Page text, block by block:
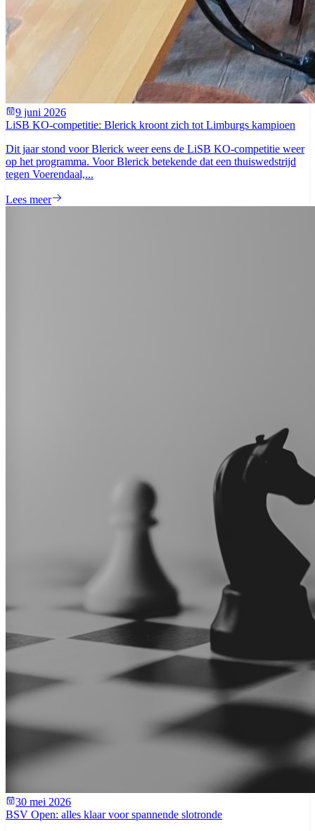
9 juni 2026
LiSB KO-competitie: Blerick kroont zich tot Limburgs kampioen
Dit jaar stond voor Blerick weer eens de LiSB KO-competitie weer
op het programma. Voor Blerick betekende dat een thuiswedstrijd
tegen Voerendaal,...
Lees meer
30 mei 2026
BSV Open: alles klaar voor spannende slotronde